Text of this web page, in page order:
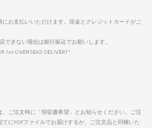
にお支払いいただけます。現金とクレジットカードがご
できない場合は銀行振込でお願いします。
OVERSEAS DELIVERY"
ご注文時に「領収書希望」とお知らせください。ご注
にPDFファイルでお届けするか、ご注文品と同梱いた